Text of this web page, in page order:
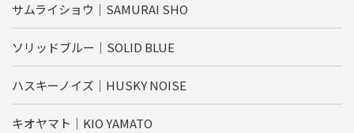
サムライショウ｜SAMURAI SHO
ソリッドブルー｜SOLID BLUE
ハスキーノイズ｜HUSKY NOISE
キオヤマト｜KIO YAMATO